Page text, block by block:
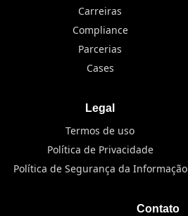
Carreiras
Compliance
Parcerias
Cases
Legal
Termos de uso
Política de Privacidade
Política de Segurança da Informação
Contato